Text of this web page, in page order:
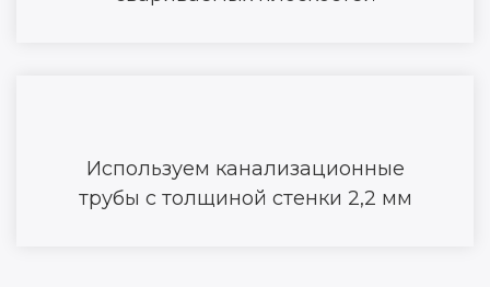
Используем канализационные
трубы с толщиной стенки 2,2 мм